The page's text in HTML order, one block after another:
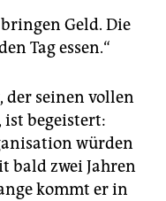
Geld. Die
Tag essen.“
seinen vollen
begeistert:
würden
bald zwei Jahren
kommt er in